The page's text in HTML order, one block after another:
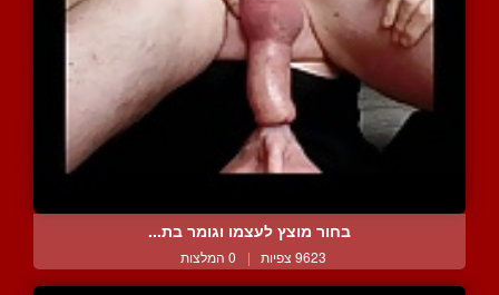
בחור מוצץ לעצמו וגומר בת...
9623 צפיות | 0 המלצות